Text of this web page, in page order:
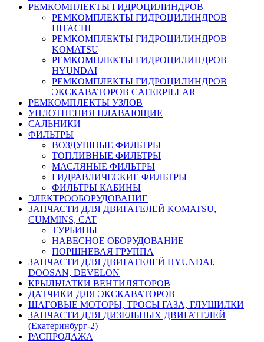
РЕМКОМПЛЕКТЫ ГИДРОЦИЛИНДРОВ
РЕМКОМПЛЕКТЫ ГИДРОЦИЛИНДРОВ
HITACHI
РЕМКОМПЛЕКТЫ ГИДРОЦИЛИНДРОВ
KOMATSU
РЕМКОМПЛЕКТЫ ГИДРОЦИЛИНДРОВ
HYUNDAI
РЕМКОМПЛЕКТЫ ГИДРОЦИЛИНДРОВ
ЭКСКАВАТОРОВ CATERPILLAR
РЕМКОМПЛЕКТЫ УЗЛОВ
УПЛОТНЕНИЯ ПЛАВАЮЩИЕ
САЛЬНИКИ
ФИЛЬТРЫ
ВОЗДУШНЫЕ ФИЛЬТРЫ
ТОПЛИВНЫЕ ФИЛЬТРЫ
МАСЛЯНЫЕ ФИЛЬТРЫ
ГИДРАВЛИЧЕСКИЕ ФИЛЬТРЫ
ФИЛЬТРЫ КАБИНЫ
ЭЛЕКТРООБОРУДОВАНИЕ
ЗАПЧАСТИ ДЛЯ ДВИГАТЕЛЕЙ KOMATSU,
CUMMINS, CAT
ТУРБИНЫ
НАВЕСНОЕ ОБОРУДОВАНИЕ
ПОРШНЕВАЯ ГРУППА
ЗАПЧАСТИ ДЛЯ ДВИГАТЕЛЕЙ HYUNDAI,
DOOSAN, DEVELON
КРЫЛЬЧАТКИ ВЕНТИЛЯТОРОВ
ДАТЧИКИ ДЛЯ ЭКСКАВАТОРОВ
ШАГОВЫЕ МОТОРЫ, ТРОСЫ ГАЗА, ГЛУШИЛКИ
ЗАПЧАСТИ ДЛЯ ДИЗЕЛЬНЫХ ДВИГАТЕЛЕЙ
(Екатеринбург-2)
РАСПРОДАЖА